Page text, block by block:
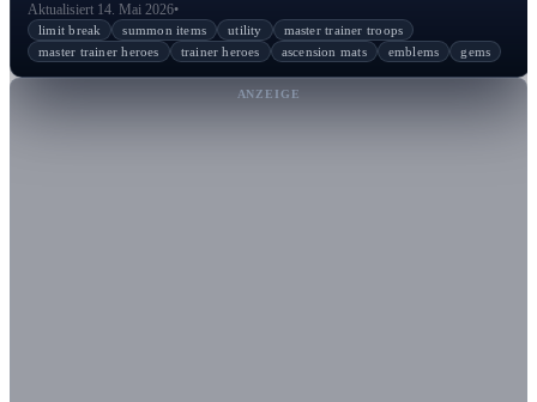
Aktualisiert 14. Mai 2026•
limit break summon items utility
master trainer troops
master trainer heroes
trainer heroes ascension mats emblems gems
ANZEIGE